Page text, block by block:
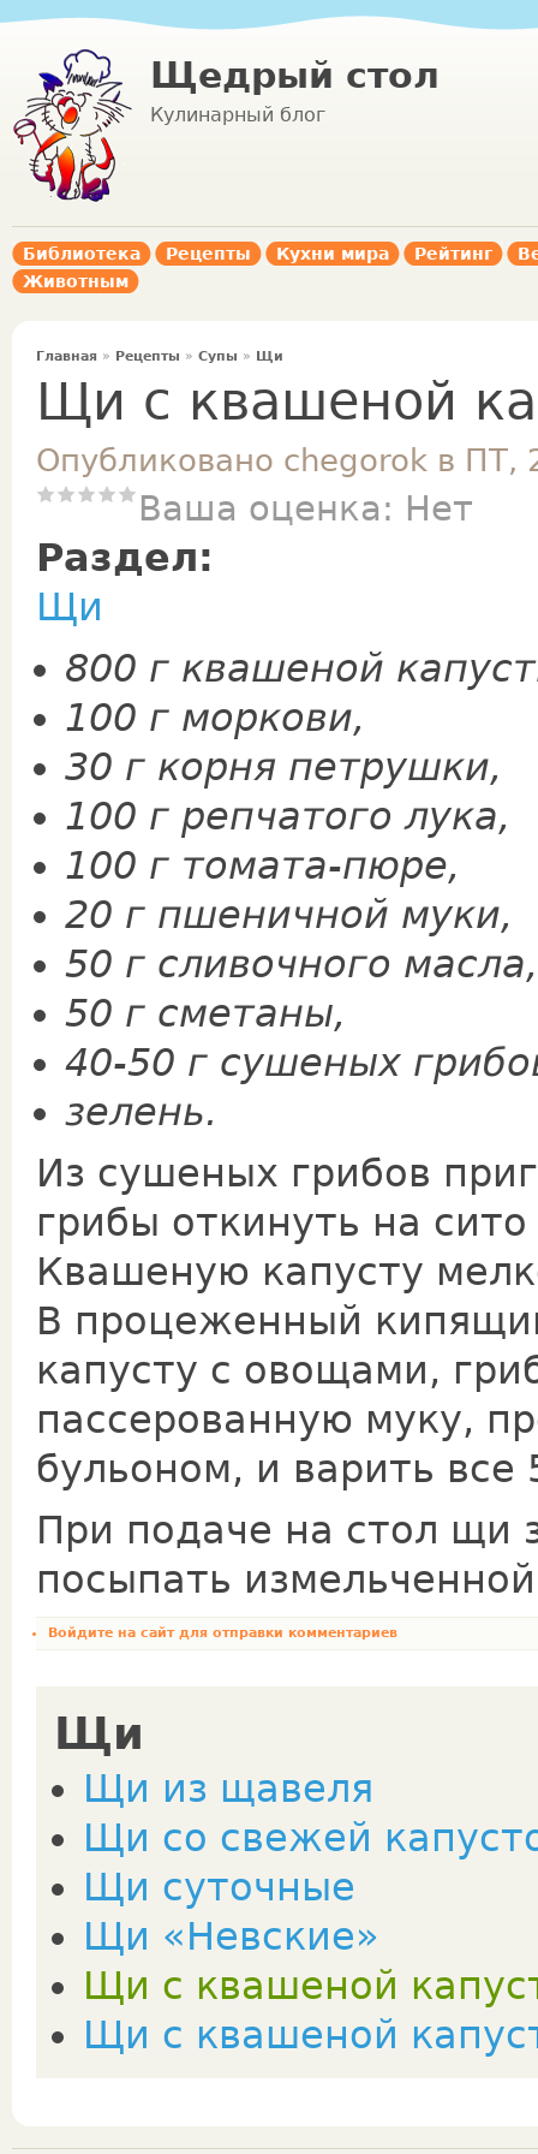
Щедрый стол
Кулинарный блог
Библиотека Рецепты Кухни мира Рейтинг
Животным
Главная » Рецепты » Супы » Щи
Щи с квашеной
Опубликовано chegorok в ПТ,
Ваша оценка: Нет
Раздел:
Щи
800 г квашеной
100 г моркови,
30 г корня петрушки,
100 г репчатого лука,
100 г томата-пюре,
20 г пшеничной муки,
50 г сли­вочного масла,
50 г сметаны,
40-50 г суше­ных
зелень.
Из сушеных грибов
грибы откинуть на
Квашеную капусту
В процеженный
капусту с овощами,
пассерованную муку,
бульоном, и ва­рить все
При подаче на стол щи
посыпать
Войдите на сайтдля отправки комментариев
Щи
Щи из щавеля
Щи со свежей
Щи суточные
Щи «Невские»
Щи с квашеной
Щи с квашеной